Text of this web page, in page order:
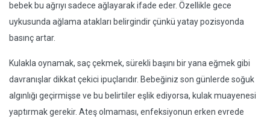
bebek bu ağrıyı sadece ağlayarak ifade eder. Özellikle gece
uykusunda ağlama atakları belirgindir çünkü yatay pozisyonda
basınç artar.
Kulakla oynamak, saç çekmek, sürekli başını bir yana eğmek gibi
davranışlar dikkat çekici ipuçlarıdır. Bebeğiniz son günlerde soğuk
algınlığı geçirmişse ve bu belirtiler eşlik ediyorsa, kulak muayenesi
yaptırmak gerekir. Ateş olmaması, enfeksiyonun erken evrede